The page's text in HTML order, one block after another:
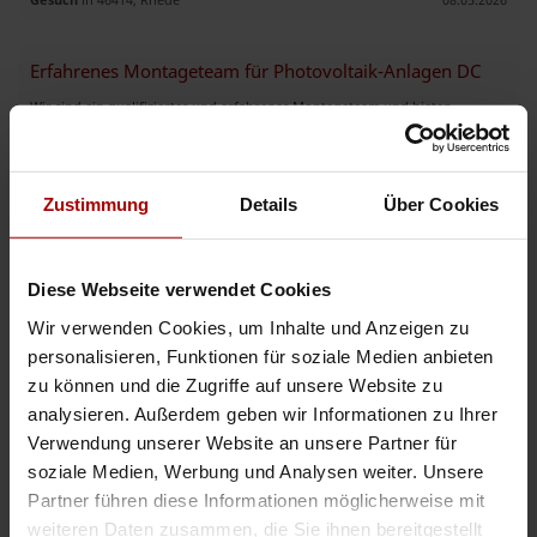
Zustimmung Details Über Cookies
Diese Webseite verwendet Cookies
Wir verwenden Cookies, um Inhalte und Anzeigen zu
personalisieren, Funktionen für soziale Medien anbieten
zu können und die Zugriffe auf unsere Website zu
analysieren. Außerdem geben wir Informationen zu Ihrer
Verwendung unserer Website an unsere Partner für
soziale Medien, Werbung und Analysen weiter. Unsere
Partner führen diese Informationen möglicherweise mit
weiteren Daten zusammen, die Sie ihnen bereitgestellt
Erfahrenes Montageteam für Photovoltaik-Anlagen DC
Wir sind ein qualifiziertes und erfahrenes Montageteam und bieten
professionelle Unterstützung bei der Installation von Photovoltaik-Anlagen.
Weitere Premium-Gesuche
Leistungsstarker PV-Montagepartner für DC-Montagen
Wir sind ein erfahrenes Montageteam im Bereich Photovoltaik und
übernehmen deutschlandweit DC-Montagearbeiten für Privat-, Gewerbe-
und Industrieanlagen. Unsere Leistungen: Montage von Photovoltai ..
Premium-Gesuchin 04158, Leipzig 03.08.2026